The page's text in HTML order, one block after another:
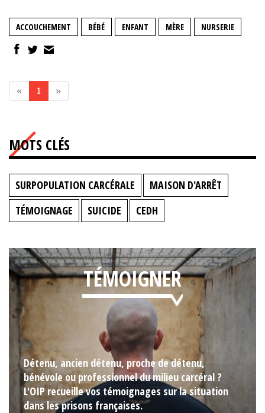
ACCOUCHEMENT BÉBÉ ENFANT MÈRE NURSERIE
« 1 »
MOTS CLÉS
SURPOPULATION CARCÉRALE
MAISON D'ARRÊT
TÉMOIGNAGE
SUICIDE CEDH
TÉMOIGNER
Détenu, ancien détenu, proche de détenu,
bénévole ou professionnel du milieu carcéral ?
L'OIP recueille vos témoignages sur la situation
dans les prisons françaises.